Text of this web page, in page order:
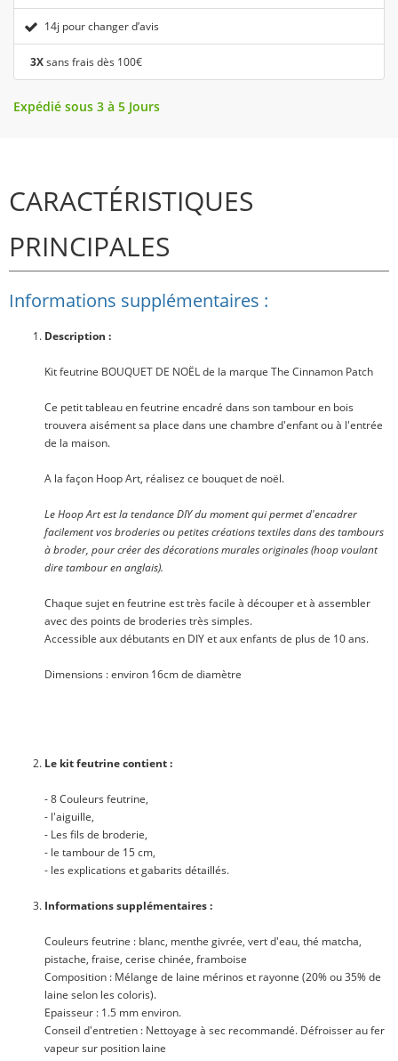
14j pour changer d’avis
3Xsans frais dès 100€
Expédié sous 3 à 5 Jours
CARACTÉRISTIQUES
PRINCIPALES
Informations supplémentaires :
Description :
Kit feutrine BOUQUET DE NOËLde la marque The Cinnamon Patch
Ce petit tableau en feutrine encadré dans son tambour en bois
trouvera aisément sa place dans une chambre d'enfant ou à l'entrée
de la maison.
A la façon Hoop Art, réalisez ce bouquet de noël.
Le Hoop Art est la tendance DIY du moment qui permet d'encadrer
facilement vos broderies ou petites créations textiles dans des tambours
à broder, pour créer des décorations murales originales (hoop voulant
dire tambour en anglais).
Chaque sujet en feutrine est très facile à découper et à assembler
avec des points de broderies très simples.
Accessible aux débutants en DIY et aux enfants de plus de 10 ans.
Dimensions : environ 16cm de diamètre
Le kit feutrine contient :
- 8Couleurs feutrine,
- l'aiguille,
- Les fils de broderie,
- le tambour de 15 cm,
- les explications et gabarits détaillés.
Informations supplémentaires :
Couleurs feutrine : blanc, menthe givrée, vert d'eau, thé matcha,
pistache, fraise, cerise chinée, framboise
Composition : Mélange de laine mérinos et rayonne (20% ou 35% de
laine selon les coloris).
Epaisseur : 1.5 mm environ.
Conseil d'entretien : Nettoyage à sec recommandé. Défroisser au fer
vapeur sur position laine